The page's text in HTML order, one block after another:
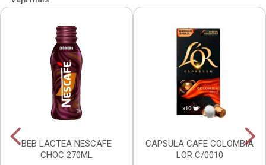
BEB LACTEA NESCAFE
CHOC 270ML
CAPSULA CAFE COLOMBIA
LOR C/0010